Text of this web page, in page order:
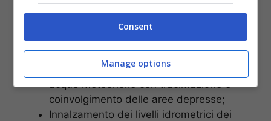
quelli a pian terreno;
Scorrimento superficiale delle acque nelle
sedi stradali, possibili fenomeni di
rigurgito dei sistemi di smaltimento delle
acque meteoriche con tracimazione e
coinvolgimento delle aree depresse;
Innalzamento dei livelli idrometrici dei
Consent
Manage options